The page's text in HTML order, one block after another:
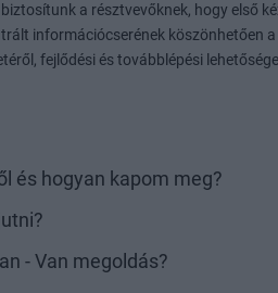
a résztvevőknek, hogy első
információcserének köszönhetően
fejlődési és továbblépési
és hogyan kapom meg?
- Van megoldás?